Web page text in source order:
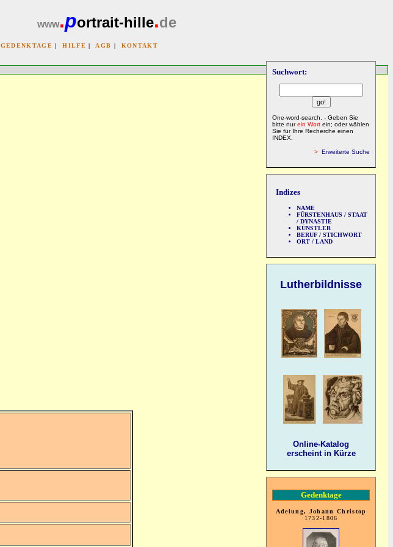
www.portrait-hille.de
GEDENKTAGE |HILFE | AGB | KONTAKT
Suchwort:
One-word-search. - Geben Sie
bitte nurein Wort ein; oder wählen
Sie für Ihre Recherche einen
INDEX.
> Erweiterte Suche
Indizes
NAME
FÜRSTENHAUS / STAAT
/ DYNASTIE
KÜNSTLER
BERUF / STICHWORT
ORT / LAND
Lutherbildnisse
Online-Katalog
erscheint in Kürze
Gedenktage
Adelung, Johann Christop
1732-1806